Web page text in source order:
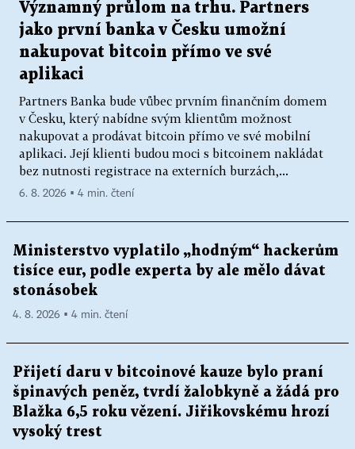
Významný průlom na trhu. Partners
jako první banka v Česku umožní
nakupovat bitcoin přímo ve své
aplikaci
Partners Banka bude vůbec prvním finančním domem
v Česku, který nabídne svým klientům možnost
nakupovat a prodávat bitcoin přímo ve své mobilní
aplikaci. Její klienti budou moci s bitcoinem nakládat
bez nutnosti registrace na externích burzách,...
6. 8. 2026 ▪ 4 min. čtení
Ministerstvo vyplatilo „hodným“ hackerům
tisíce eur, podle experta by ale mělo dávat
stonásobek
4. 8. 2026 ▪ 4 min. čtení
Přijetí daru v bitcoinové kauze bylo praní
špinavých peněz, tvrdí žalobkyně a žádá pro
Blažka 6,5 roku vězení. Jiřikovskému hrozí
vysoký trest